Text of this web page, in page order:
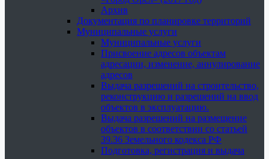
Архив
Документация по планировке территорий
Муниципальные услуги
Муниципальные услуги
Присвоение адресов объектам
адресации, изменение, аннулирование
адресов
Выдача разрешений на строительство,
реконструкцию и разрешений на ввод
объектов в эксплуатацию.
Выдача разрешений на размещение
объектов в соответствии со статьей
39.36 Земельного кодекса РФ
Подготовка, регистрация и выдача